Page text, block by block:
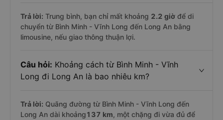
Trả lời: Trung bình, bạn chỉ mất khoảng 2.2 giờ để di
chuyển từ Bình Minh - Vĩnh Long đến Long An bằng
limousine, nếu giao thông thuận lợi.
Câu hỏi: Khoảng cách từ Bình Minh - Vĩnh
Long đi Long An là bao nhiêu km?
Trả lời: Quãng đường từ Bình Minh - Vĩnh Long đến
Long An dài khoảng137 km, một chặng đi vừa đủ để